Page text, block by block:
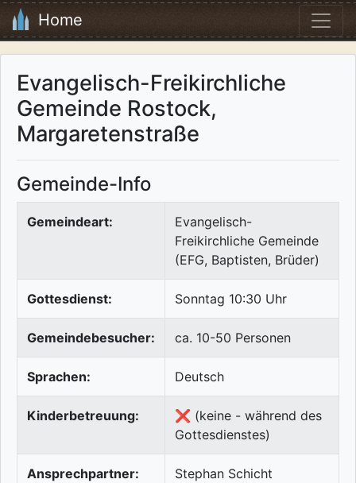
Home
Evangelisch-Freikirchliche
Gemeinde Rostock,
Margaretenstraße
Gemeinde-Info
Gemeindeart:
Evangelisch-
Freikirchliche Gemeinde
(EFG, Baptisten, Brüder)
Gottesdienst: Sonntag 10:30 Uhr
Gemeindebesucher: ca. 10-50 Personen
Sprachen: Deutsch
Kinderbetreuung:
❌ (keine - während des
Gottesdienstes)
Ansprechpartner: Stephan Schicht